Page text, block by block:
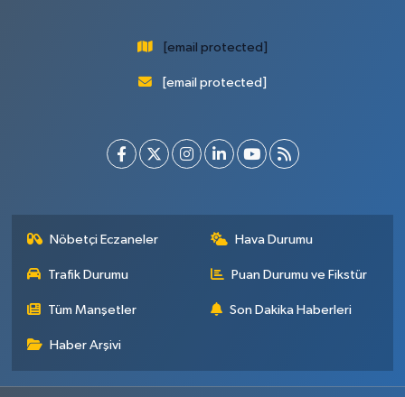
[email protected]
[email protected]
Nöbetçi Eczaneler Hava Durumu
Trafik Durumu Puan Durumu ve Fikstür
Tüm Manşetler Son Dakika Haberleri
Haber Arşivi